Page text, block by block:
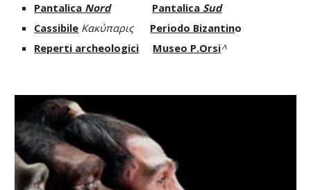
Pantalica Nord Pantalica Sud
Cassibile Κακύπαρις Periodo Bizantino
Reperti archeologici
Museo P.Orsi^